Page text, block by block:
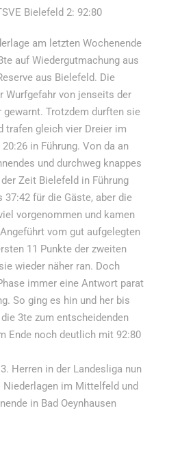
Bielefeld 2: 92:80
am letzten Wochenende
auf Wiedergutmachung aus
aus Bielefeld. Die
Wurfgefahr von jenseits der
Trotzdem durften sie
trafen gleich vier Dreier im
in Führung. Von da an
und durchweg knappes
Zeit Bielefeld in Führung
37:42 für die Gäste, aber die
vorgenommen und kamen
vom gut aufgelegten
11 Punkte der zweiten
wieder näher ran. Doch
immer eine Antwort parat
So ging es hin und her bis
3te zum entscheidenden
Ende noch deutlich mit 92:80
Herren in der Landesliga nun
im Mittelfeld und
in Bad Oeynhausen